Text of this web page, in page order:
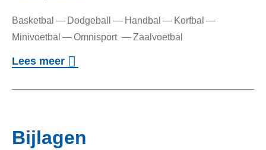
Basketbal Dodgeball Handbal
Korfbal
Minivoetbal
Omnisport Zaalvoetbal
Lees meero
O
Bijlagen